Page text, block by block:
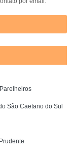
São Caetano do Sul